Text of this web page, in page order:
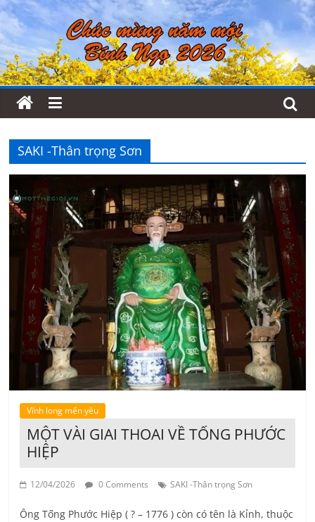
SAKI -Thân trọng Sơn
Vĩnh long mến yêu
MỘT VÀI GIAI THOAI VỀ TỐNG PHƯỚC
HIỆP
12/04/2026 0 Comments SAKI -Thân trọng Sơn
Ông Tống Phước Hiệp ( ? – 1776 ) còn có tên là Kỉnh, thuộc